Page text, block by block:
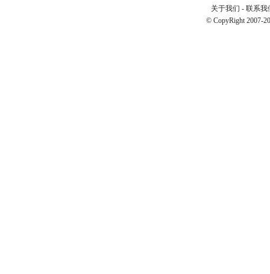
关于我们 - 联系我
© CopyRight 2007-